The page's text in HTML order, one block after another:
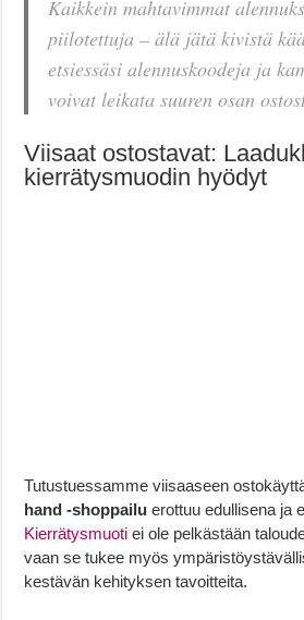
Kaikkein mahtavimmat
piilotettuja – älä jätä kivistä
etsiessäsi alennuskoodeja ja
voivat leikata suuren osan
Viisaat ostostavat:
kierrätysmuodin hyödyt
Tutustuessamme viisaaseen
hand -shoppailu erottuu edullisena ja
Kierrätysmuoti ei ole pelkästään
vaan se tukee myös
kestävän kehityksen tavoitteita.